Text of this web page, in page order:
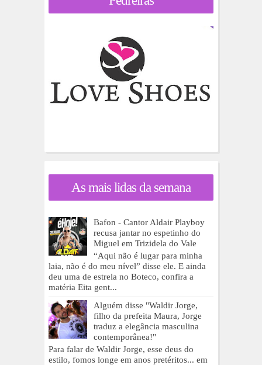
As mais lidas da semana
Bafon - Cantor Aldair Playboy
recusa jantar no espetinho do
Miguel em Trizidela do Vale
“Aqui não é lugar para minha
laia, não é do meu nível” disse ele. E ainda
deu uma de estrela no Boteco, confira a
matéria Eita gent...
Alguém disse "Waldir Jorge,
filho da prefeita Maura, Jorge
traduz a elegância masculina
contemporânea!"
Para falar de Waldir Jorge, esse deus do
estilo, fomos longe em anos pretéritos... em